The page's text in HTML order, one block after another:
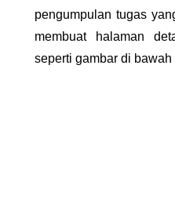
pengumpulan tugas
membuat halaman
seperti gambar di bawah